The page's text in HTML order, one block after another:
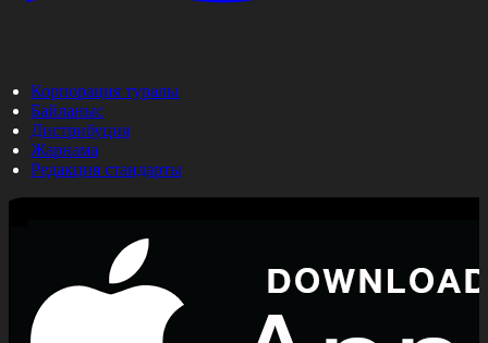
Корпорация туралы
Байланыс
Дистрибуция
Жарнама
Редакция стандарты